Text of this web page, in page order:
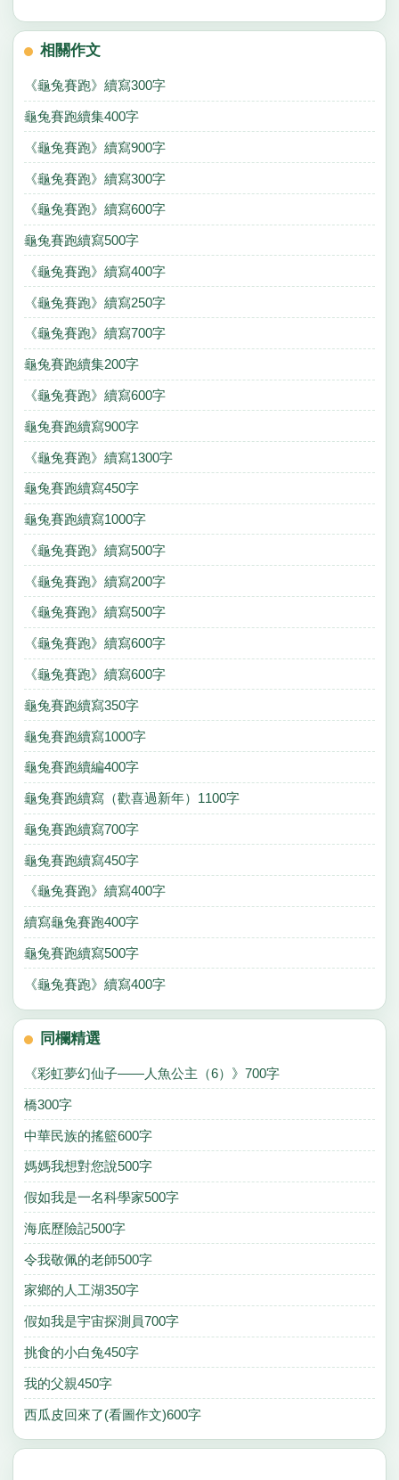
相關作文
《龜兔賽跑》續寫300字
龜兔賽跑續集400字
《龜兔賽跑》續寫900字
《龜兔賽跑》續寫300字
《龜兔賽跑》續寫600字
龜兔賽跑續寫500字
《龜兔賽跑》續寫400字
《龜兔賽跑》續寫250字
《龜兔賽跑》續寫700字
龜兔賽跑續集200字
《龜兔賽跑》續寫600字
龜兔賽跑續寫900字
《龜兔賽跑》續寫1300字
龜兔賽跑續寫450字
龜兔賽跑續寫1000字
《龜兔賽跑》續寫500字
《龜兔賽跑》續寫200字
《龜兔賽跑》續寫500字
《龜兔賽跑》續寫600字
《龜兔賽跑》續寫600字
龜兔賽跑續寫350字
龜兔賽跑續寫1000字
龜兔賽跑續編400字
龜兔賽跑續寫（歡喜過新年）1100字
龜兔賽跑續寫700字
龜兔賽跑續寫450字
《龜兔賽跑》續寫400字
續寫龜兔賽跑400字
龜兔賽跑續寫500字
《龜兔賽跑》續寫400字
同欄精選
《彩虹夢幻仙子——人魚公主（6）》700字
橋300字
中華民族的搖籃600字
媽媽我想對您說500字
假如我是一名科學家500字
海底歷險記500字
令我敬佩的老師500字
家鄉的人工湖350字
假如我是宇宙探測員700字
挑食的小白兔450字
我的父親450字
西瓜皮回來了(看圖作文)600字